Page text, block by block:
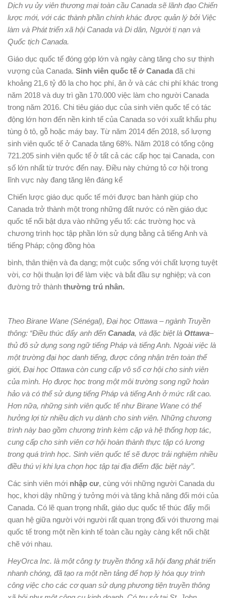
Dịch vụ ủy viên thương mại toàn cầu Canada sẽ lãnh đạo Chiến
lược mới, với các thành phần chính khác được quản lý bởi Việc
làm và Phát triển xã hội Canada và Di dân, Người tị nạn và
Quốc tịch Canada.
Giáo dục quốc tế đóng góp lớn và ngày càng tăng cho sự thịnh
vượng của Canada. Sinh viên quốc tế ở Canada đã chi
khoảng 21,6 tỷ đô la cho học phí, ăn ở và các chi phí khác trong
năm 2018 và duy trì gần 170.000 việc làm cho người Canada
trong năm 2016. Chi tiêu giáo dục của sinh viên quốc tế có tác
động lớn hơn đến nền kinh tế của Canada so với xuất khẩu phụ
tùng ô tô, gỗ hoặc máy bay. Từ năm 2014 đến 2018, số lượng
sinh viên quốc tế ở Canada tăng 68%. Năm 2018 có tổng cộng
721.205 sinh viên quốc tế ở tất cả các cấp học tại Canada, con
số lớn nhất từ ​​trước đến nay. Điều này chứng tỏ cơ hội trong
lĩnh vực này đang tăng lên đáng kể
Chiến lược giáo dục quốc tế mới được ban hành giúp cho
Canada trở thành một trong những đất nước có nền giáo dục
quốc tế nổi bật dựa vào những yếu tố: các trường học và
chương trình học tập phần lớn sử dụng bằng cả tiếng Anh và
tiếng Pháp; cộng đồng hòa
bình, thân thiện và đa dạng; một cuộc sống với chất lượng tuyệt
vời, cơ hội thuận lợi để làm việc và bắt đầu sự nghiệp; và con
đường trở thành thường trú nhân.
Theo Birane Wane (Sénégal), Đại học Ottawa – ngành Truyền
thông: “Điều thúc đẩy anh đến Canada, và đặc biệt là Ottawa–
thủ đô sử dụng song ngữ tiếng Pháp và tiếng Anh. Ngoài việc là
một trường đại học danh tiếng, được công nhận trên toàn thế
giới, Đại học Ottawa còn cung cấp vô số cơ hội cho sinh viên
của mình. Họ được học trong một môi trường song ngữ hoàn
hảo và có thể sử dụng tiếng Pháp và tiếng Anh ở mức rất cao.
Hơn nữa, những sinh viên quốc tế nhưBirane Wane có thể
hưởng lợi từ nhiều dịch vụ dành cho sinh viên. Những chương
trình này bao gồm chương trình kèm cặp và hệ thống hợp tác,
cung cấp cho sinh viên cơ hội hoàn thành thực tập có lương
trong quá trình học. Sinh viên quốc tế sẽ được trải nghiệm nhiều
điều thú vị khi lựa chọn học tập tại địa điểm đặc biệt này”.
Các sinh viên mới nhập cư, cùng với những người Canada du
học, khơi dậy những ý tưởng mới và tăng khả năng đổi mới của
Canada. Có lẽ quan trọng nhất, giáo dục quốc tế thúc đẩy mối
quan hệ giữa người với người rất quan trọng đối với thương mại
quốc tế trong một nền kinh tế toàn cầu ngày càng kết nối chặt
chẽ với nhau.
HeyOrca Inc. là một công ty truyền thông xã hội đang phát triển
nhanh chóng, đã tạo ra một nền tảng để hợp lý hóa quy trình
công việc cho các cơ quan sử dụng phương tiện truyền thông